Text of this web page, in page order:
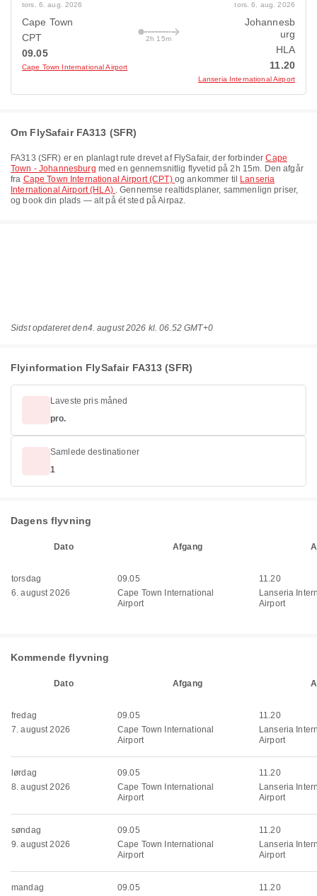
tors. 6. aug. 2026
Cape Town
CPT
09.05
Cape Town International Airport
2h 15m
tors. 6. aug. 2026
Johannesb
urg
HLA
11.20
Lanseria International Airport
Om FlySafair FA313 (SFR)
FA313 (SFR) er en planlagt rute drevet af FlySafair, der forbinderCape
Town - Johannesburg med en gennemsnitlig flyvetid på2h 15m. Den afgår
fra Cape Town International Airport (CPT) og ankommer til
Lanseria
International Airport (HLA) . Gennemse realtidsplaner, sammenlign priser,
og book din plads — alt på ét sted på Airpaz.
Sidst opdateret den4. august 2026 kl. 06.52 GMT+0
Flyinformation FlySafair FA313 (SFR)
Laveste pris måned
pro.
Samlede destinationer
1
Dagens flyvning
Dato Afgang
torsdag
6. august 2026
09.05
Cape Town International
Airport
11.20
Lanseria
Airport
Kommende flyvning
Dato Afgang
fredag
7. august 2026
09.05
Cape Town International
Airport
11.20
Lanseria
Airport
lørdag
8. august 2026
09.05
Cape Town International
Airport
11.20
Lanseria
Airport
søndag
9. august 2026
09.05
Cape Town International
Airport
11.20
Lanseria
Airport
mandag
09.05
11.20